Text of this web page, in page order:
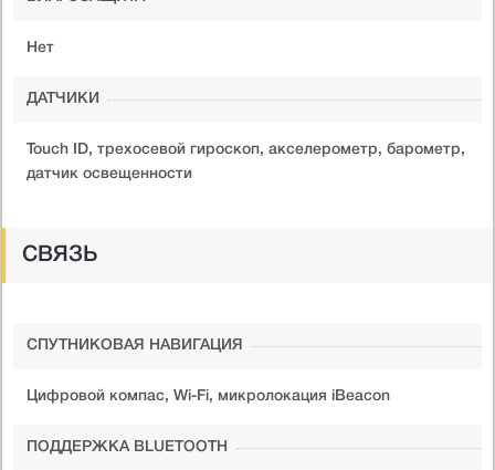
Нет
ДАТЧИКИ
Touch ID, трехосевой гироскоп, акселерометр, барометр,
датчик освещенности
СВЯЗЬ
СПУТНИКОВАЯ НАВИГАЦИЯ
Цифровой компас, Wi-Fi, микролокация iBeacon
ПОДДЕРЖКА BLUETOOTH